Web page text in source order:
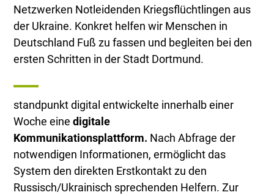
Netzwerken Notleidenden Kriegsflüchtlingen aus
der Ukraine. Konkret helfen wir Menschen in
Deutschland Fuß zu fassen und begleiten bei den
ersten Schritten in der Stadt Dortmund.
standpunkt digital entwickelte innerhalb einer
Woche einedigitale
Kommunikationsplattform. Nach Abfrage der
notwendigen Informationen, ermöglicht das
System den direkten Erstkontakt zu den
Russisch/Ukrainisch sprechenden Helfern. Zur